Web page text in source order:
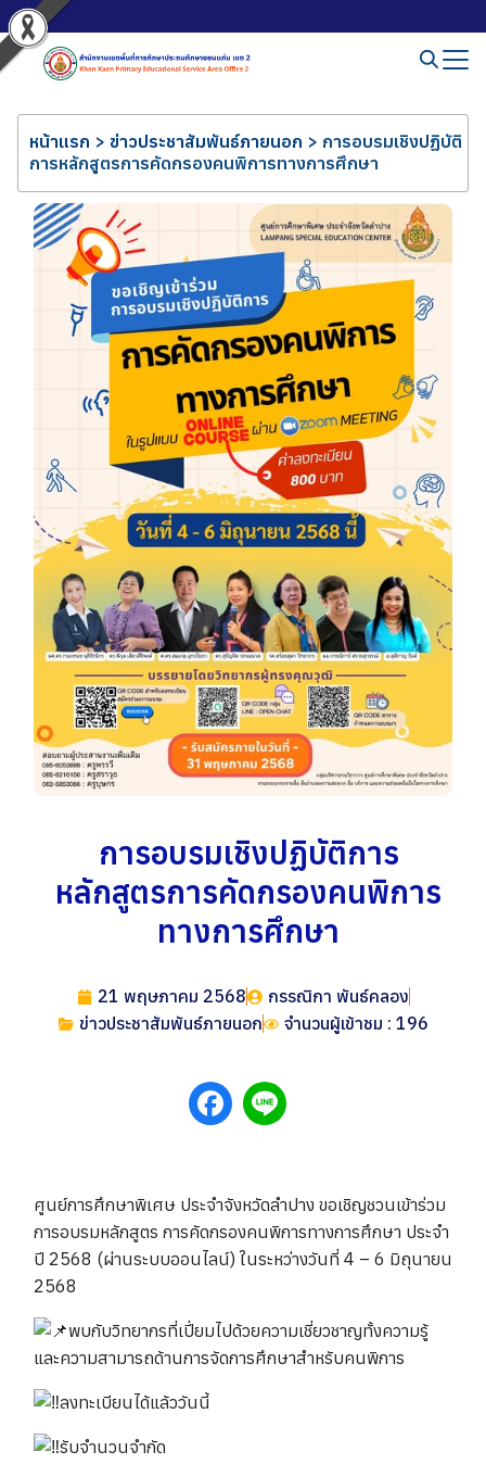
หน้าแรก > ข่าวประชาสัมพันธ์ภายนอก > การอบรมเชิงปฏิบัติ
การหลักสูตรการคัดกรองคนพิการทางการศึกษา
การอบรมเชิงปฏิบัติการ
หลักสูตรการคัดกรองคนพิการ
ทางการศึกษา
21 พฤษภาคม 2568
กรรณิกา พันธ์คลอง
ข่าวประชาสัมพันธ์ภายนอก
จำนวนผู้เข้าชม : 196
ศูนย์การศึกษาพิเศษ ประจำจังหวัดลำปาง ขอเชิญชวนเข้าร่วม
การอบรมหลักสูตร การคัดกรองคนพิการทางการศึกษา ประจำ
ปี 2568 (ผ่านระบบออนไลน์) ในระหว่างวันที่ 4 – 6 มิถุนายน
2568
พบกับวิทยากรที่เปี่ยมไปด้วยความเชี่ยวชาญทั้งความรู้
และความสามารถด้านการจัดการศึกษาสำหรับคนพิการ
ลงทะเบียนได้แล้ววันนี้
รับจำนวนจำกัด